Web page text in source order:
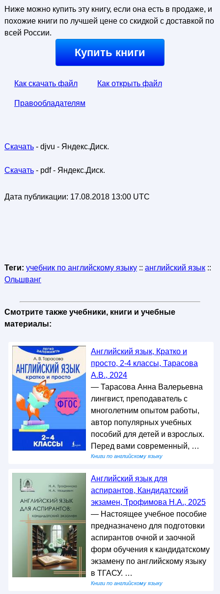
Ниже можно купить эту книгу, если она есть в продаже, и
похожие книги по лучшей цене со скидкой с доставкой по
всей России.
Купить книги
Как скачать файл Как открыть файл
Правообладателям
Скачать- djvu - Яндекс.Диск.
Скачать- pdf - Яндекс.Диск.
Дата публикации: 17.08.2018 13:00 UTC
Теги: учебник по английскому языку:: английский язык::
Ольшванг
Смотрите также учебники, книги и учебные
материалы:
Английский язык, Кратко и
просто, 2-4 классы, Тарасова
А.В., 2024
— Тарасова Анна Валерьевна
лингвист, преподаватель с
многолетним опытом работы,
автор популярных учебных
пособий для детей и взрослых.
Перед вами современный, …
Книги по английскому языку
Английский язык для
аспирантов, Кандидатский
экзамен, Трофимова Н.А., 2025
— Настоящее учебное пособие
предназначено для подготовки
аспирантов очной и заочной
форм обучения к кандидатскому
экзамену по английскому языку
в ТГАСУ. …
Книги по английскому языку